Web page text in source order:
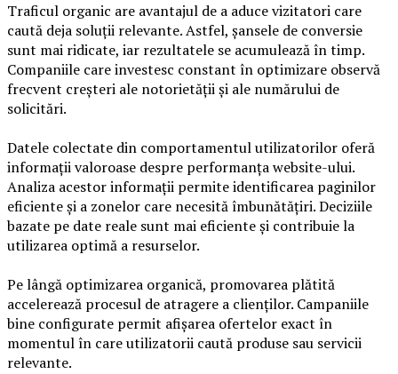
Traficul organic are avantajul de a aduce vizitatori care
caută deja soluții relevante. Astfel, șansele de conversie
sunt mai ridicate, iar rezultatele se acumulează în timp.
Companiile care investesc constant în optimizare observă
frecvent creșteri ale notorietății și ale numărului de
solicitări.
Datele colectate din comportamentul utilizatorilor oferă
informații valoroase despre performanța website-ului.
Analiza acestor informații permite identificarea paginilor
eficiente și a zonelor care necesită îmbunătățiri. Deciziile
bazate pe date reale sunt mai eficiente și contribuie la
utilizarea optimă a resurselor.
Pe lângă optimizarea organică, promovarea plătită
accelerează procesul de atragere a clienților. Campaniile
bine configurate permit afișarea ofertelor exact în
momentul în care utilizatorii caută produse sau servicii
relevante.